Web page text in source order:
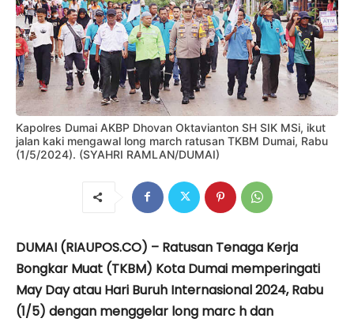
Kapolres Dumai AKBP Dhovan Oktavianton SH SIK MSi, ikut
jalan kaki mengawal long march ratusan TKBM Dumai, Rabu
(1/5/2024). (SYAHRI RAMLAN/DUMAI)
DUMAI (RIAUPOS.CO) – Ratusan Tenaga Kerja
Bongkar Muat (TKBM) Kota Dumai memperingati
May Day atau Hari Buruh Internasional 2024, Rabu
(1/5) dengan menggelar long marc h dan